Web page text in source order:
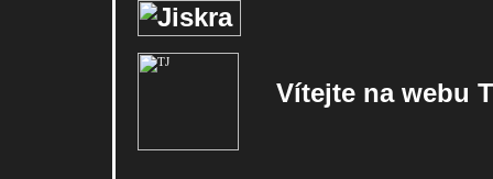
Vítejte na webu